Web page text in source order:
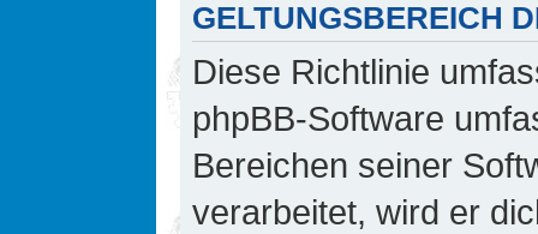
GELTUNGSBEREICH
Diese Richtlinie
phpBB-Software
Bereichen seiner
verarbeitet, wird er